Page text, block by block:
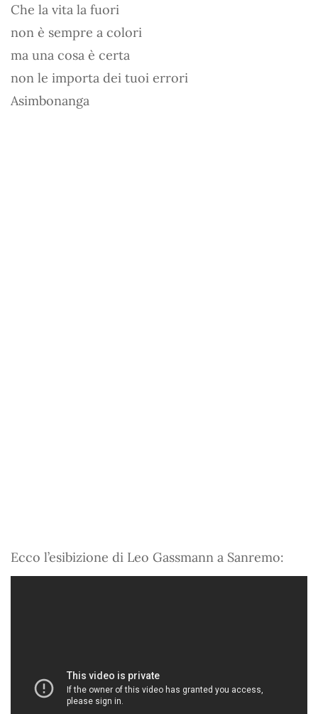
Che la vita la fuori
non è sempre a colori
ma una cosa è certa
non le importa dei tuoi errori
Asimbonanga
Ecco l’esibizione di Leo Gassmann a Sanremo: